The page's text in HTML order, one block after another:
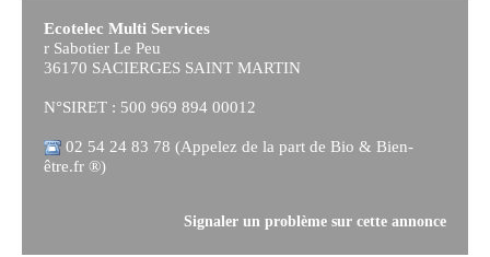
Ecotelec Multi Services
r Sabotier Le Peu
36170 SACIERGES SAINT MARTIN
N°SIRET : 500 969 894 00012
02 54 24 83 78 (Appelez de la part de Bio & Bien-
être.fr ®)
Signaler un problème sur cette annonce